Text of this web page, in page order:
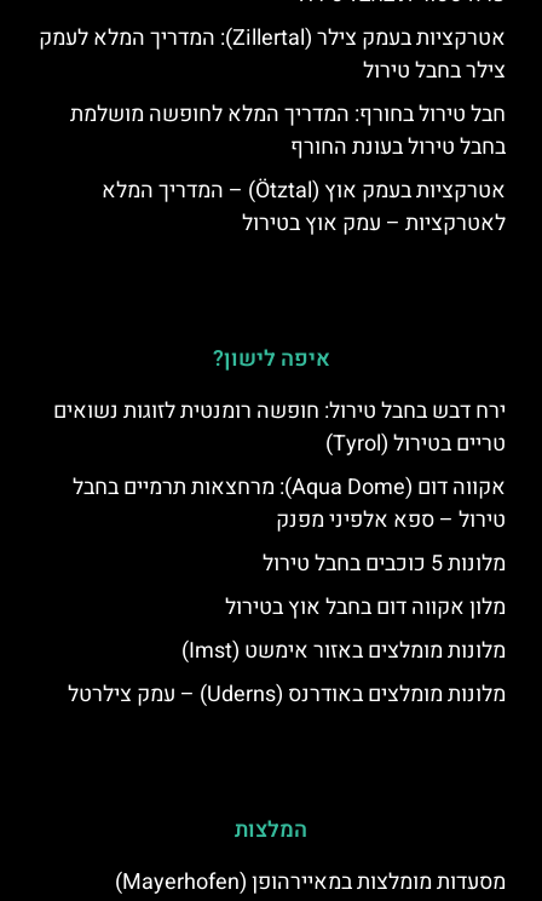
אטרקציות בעמק צילר (Zillertal): המדריך המלא לעמק
צילר בחבל טירול
חבל טירול בחורף: המדריך המלא לחופשה מושלמת
בחבל טירול בעונת החורף
אטרקציות בעמק אוץ (Ötztal) – המדריך המלא
לאטרקציות – עמק אוץ בטירול
איפה לישון?
ירח דבש בחבל טירול: חופשה רומנטית לזוגות נשואים
טריים בטירול (Tyrol)
אקווה דום (Aqua Dome): מרחצאות תרמיים בחבל
טירול – ספא אלפיני מפנק
מלונות 5 כוכבים בחבל טירול
מלון אקווה דום בחבל אוץ בטירול
מלונות מומלצים באזור אימשט (Imst)
מלונות מומלצים באודרנס (Uderns) – עמק צילרטל
המלצות
מסעדות מומלצות במאיירהופן (Mayerhofen)